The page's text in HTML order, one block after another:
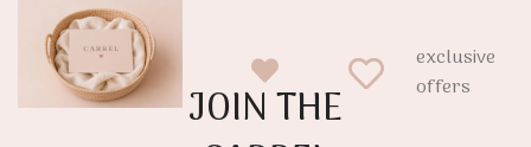
από τις πρώτες ημέρες του
μωρού.
JOIN THE
exclusive
offers